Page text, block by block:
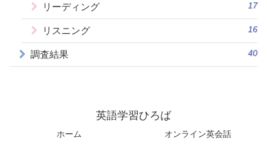
リーディング 17
リスニング 16
調査結果 40
英語学習ひろば
ホーム
オンライン英会話